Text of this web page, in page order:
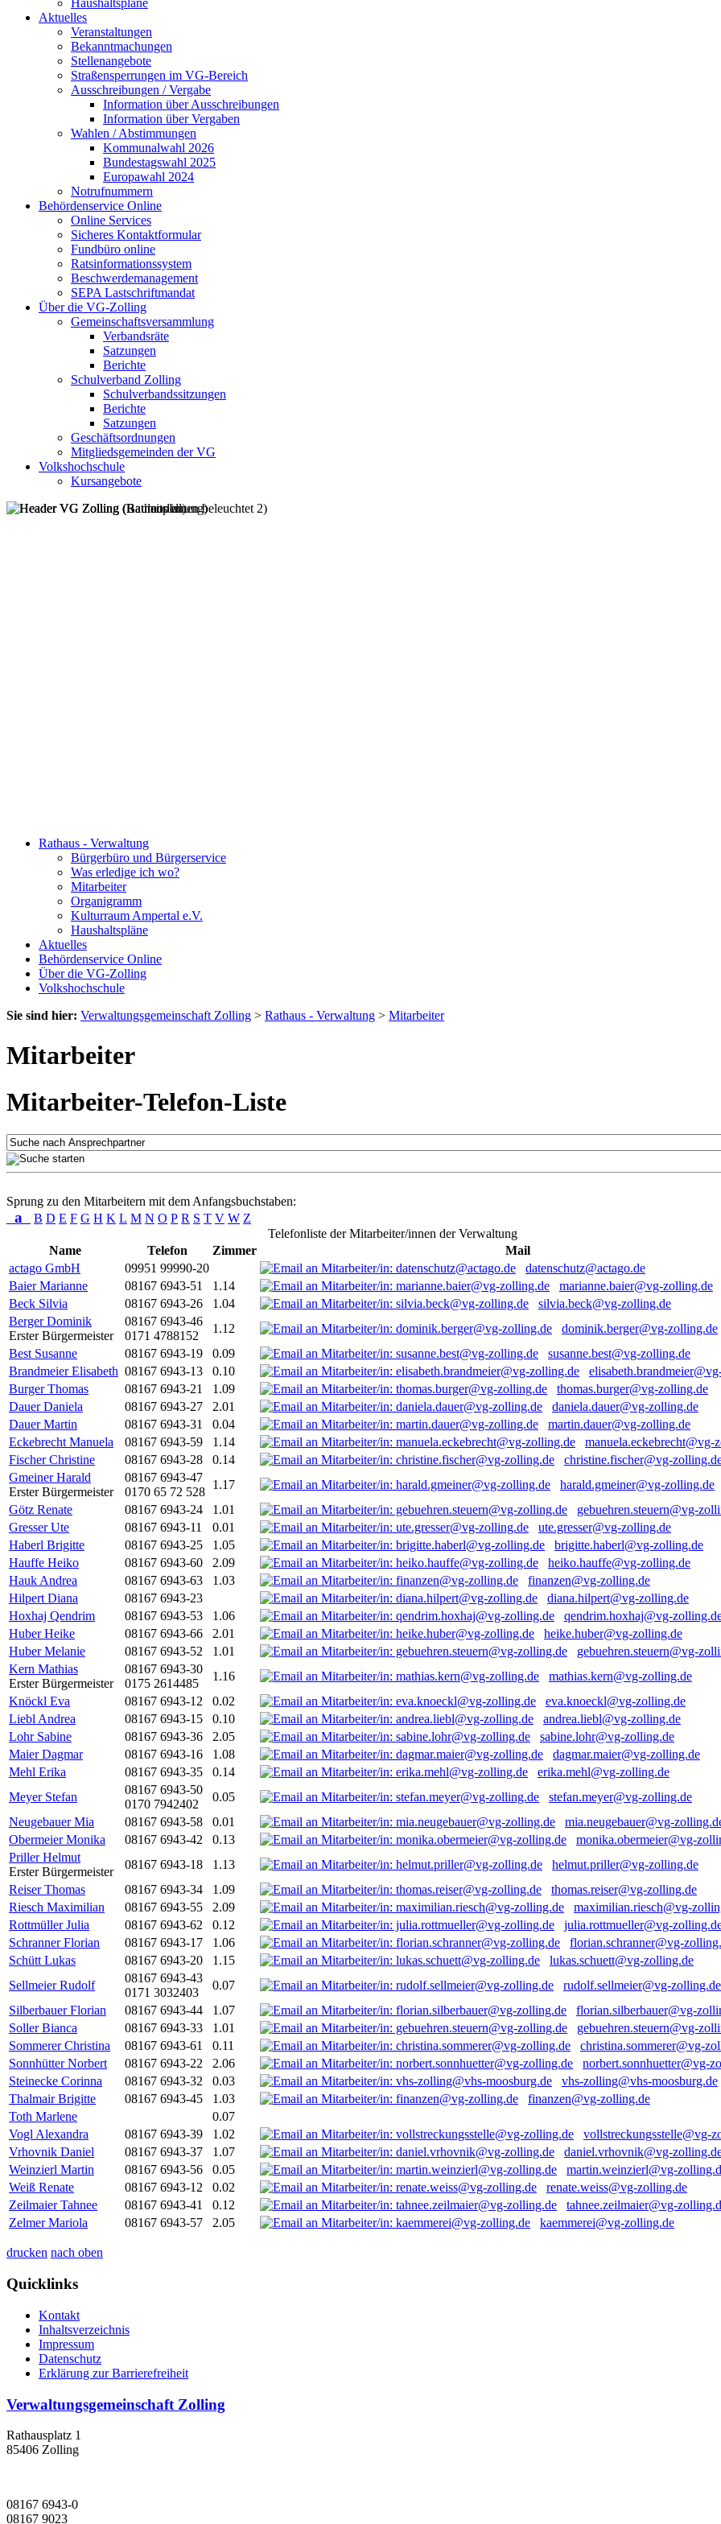
Haushaltspläne
Aktuelles
Veranstaltungen
Bekanntmachungen
Stellenangebote
Straßensperrungen im VG-Bereich
Ausschreibungen / Vergabe
Information über Ausschreibungen
Information über Vergaben
Wahlen / Abstimmungen
Kommunalwahl 2026
Bundestagswahl 2025
Europawahl 2024
Notrufnummern
Behördenservice Online
Online Services
Sicheres Kontaktformular
Fundbüro online
Ratsinformationssystem
Beschwerdemanagement
SEPA Lastschriftmandat
Über die VG-Zolling
Gemeinschaftsversammlung
Verbandsräte
Satzungen
Berichte
Schulverband Zolling
Schulverbandssitzungen
Berichte
Satzungen
Geschäftsordnungen
Mitgliedsgemeinden der VG
Volkshochschule
Kursangebote
Rathaus - Verwaltung
Bürgerbüro und Bürgerservice
Was erledige ich wo?
Mitarbeiter
Organigramm
Kulturraum Ampertal e.V.
Haushaltspläne
Aktuelles
Behördenservice Online
Über die VG-Zolling
Volkshochschule
Sie sind hier: Verwaltungsgemeinschaft Zolling > Rathaus - Verwaltung > Mitarbeiter
Mitarbeiter
Mitarbeiter-Telefon-Liste
Sprung zu den Mitarbeitern mit dem Anfangsbuchstaben:
a B D E F G H K L M N O P R S T V W Z
Telefonliste der Mitarbeiter/innen der Verwaltung
Name
Telefon Zimmer
Mail
actago GmbH
09951 99990-20
datenschutz@actago.de
Baier Marianne
08167 6943-51 1.14
marianne.baier@vg-zolling.de
Beck Silvia
08167 6943-26 1.04
silvia.beck@vg-zolling.de
Berger Dominik
Erster Bürgermeister
08167 6943-46
0171 4788152
1.12
dominik.berger@vg-zolling.de
Best Susanne
08167 6943-19 0.09
susanne.best@vg-zolling.de
Brandmeier Elisabeth 08167 6943-13 0.10
Burger Thomas
08167 6943-21 1.09
thomas.burger@vg-zolling.de
Dauer Daniela
08167 6943-27 2.01
daniela.dauer@vg-zolling.de
Dauer Martin
08167 6943-31 0.04
martin.dauer@vg-zolling.de
Eckebrecht Manuela
08167 6943-59 1.14
manuela.eckebrecht@vg-
Fischer Christine
08167 6943-28 0.14
christine.fischer@vg-
Gmeiner Harald
Erster Bürgermeister
08167 6943-47
0170 65 72 528
1.17
harald.gmeiner@vg-zolling.de
Götz Renate
08167 6943-24 1.01
gebuehren.steuern@vg-
Gresser Ute
08167 6943-11 0.01
ute.gresser@vg-zolling.de
Haberl Brigitte
08167 6943-25 1.05
brigitte.haberl@vg-zolling.de
Hauffe Heiko
08167 6943-60 2.09
heiko.hauffe@vg-zolling.de
Hauk Andrea
08167 6943-63 1.03
finanzen@vg-zolling.de
Hilpert Diana
08167 6943-23
diana.hilpert@vg-zolling.de
Hoxhaj Qendrim
08167 6943-53 1.06
qendrim.hoxhaj@vg-
Huber Heike
08167 6943-66 2.01
heike.huber@vg-zolling.de
Huber Melanie
08167 6943-52 1.01
gebuehren.steuern@vg-
Kern Mathias
Erster Bürgermeister
08167 6943-30
0175 2614485
1.16
mathias.kern@vg-zolling.de
Knöckl Eva
08167 6943-12 0.02
eva.knoeckl@vg-zolling.de
Liebl Andrea
08167 6943-15 0.10
andrea.liebl@vg-zolling.de
Lohr Sabine
08167 6943-36 2.05
sabine.lohr@vg-zolling.de
Maier Dagmar
08167 6943-16 1.08
dagmar.maier@vg-zolling.de
Mehl Erika
08167 6943-35 0.14
erika.mehl@vg-zolling.de
Meyer Stefan
08167 6943-50
0170 7942402
0.05
stefan.meyer@vg-zolling.de
Neugebauer Mia
08167 6943-58 0.01
mia.neugebauer@vg-
Obermeier Monika
08167 6943-42 0.13
monika.obermeier@vg-
Priller Helmut
Erster Bürgermeister
08167 6943-18 1.13
helmut.priller@vg-zolling.de
Reiser Thomas
08167 6943-34 1.09
thomas.reiser@vg-zolling.de
Riesch Maximilian
08167 6943-55 2.09
maximilian.riesch@vg-
Rottmüller Julia
08167 6943-62 0.12
julia.rottmueller@vg-
Schranner Florian
08167 6943-17 1.06
florian.schranner@vg-
Schütt Lukas
08167 6943-20 1.15
lukas.schuett@vg-zolling.de
Sellmeier Rudolf
08167 6943-43
0171 3032403
0.07
rudolf.sellmeier@vg-zolling.de
Silberbauer Florian
08167 6943-44 1.07
florian.silberbauer@vg-
Soller Bianca
08167 6943-33 1.01
gebuehren.steuern@vg-
Sommerer Christina
08167 6943-61 0.11
christina.sommerer@vg-
Sonnhütter Norbert
08167 6943-22 2.06
norbert.sonnhuetter@vg-
Steinecke Corinna
08167 6943-32 0.03
vhs-zolling@vhs-moosburg.de
Thalmair Brigitte
08167 6943-45 1.03
finanzen@vg-zolling.de
Toth Marlene
0.07
Vogl Alexandra
08167 6943-39 1.02
vollstreckungsstelle@vg-
Vrhovnik Daniel
08167 6943-37 1.07
daniel.vrhovnik@vg-
Weinzierl Martin
08167 6943-56 0.05
martin.weinzierl@vg-
Weiß Renate
08167 6943-12 0.02
renate.weiss@vg-zolling.de
Zeilmaier Tahnee
08167 6943-41 0.12
tahnee.zeilmaier@vg-
Zelmer Mariola
08167 6943-57 2.05 kaemmerei@vg-zolling.de
drucken nach oben
Quicklinks
Kontakt
Inhaltsverzeichnis
Impressum
Datenschutz
Erklärung zur Barrierefreiheit
Verwaltungsgemeinschaft Zolling
Rathausplatz 1
85406 Zolling
08167 6943-0
08167 9023